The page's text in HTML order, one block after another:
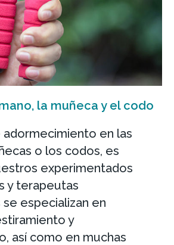
la muñeca y el codo
adormecimiento en las
o los codos, es
experimentados
y terapeutas
especializan en
y
así como en muchas